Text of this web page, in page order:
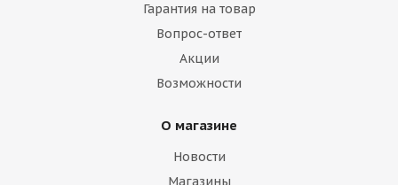
Гарантия на товар
Вопрос-ответ
Акции
Возможности
О магазине
Новости
Магазины